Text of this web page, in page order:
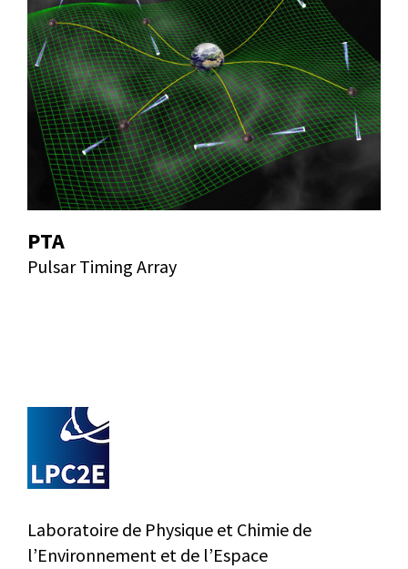
PTA
Pulsar Timing Array
Laboratoire de Physique et Chimie de
l’Environnement et de l’Espace